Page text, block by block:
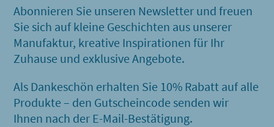
Abonnieren Sie unseren Newsletter und freuen
Sie sich auf kleine Geschichten aus unserer
Manufaktur, kreative Inspirationen für Ihr
Zuhause und exklusive Angebote.
Als Dankeschön erhalten Sie 10% Rabatt auf alle
Produkte – den Gutscheincode senden wir
Ihnen nach der E-Mail-Bestätigung.